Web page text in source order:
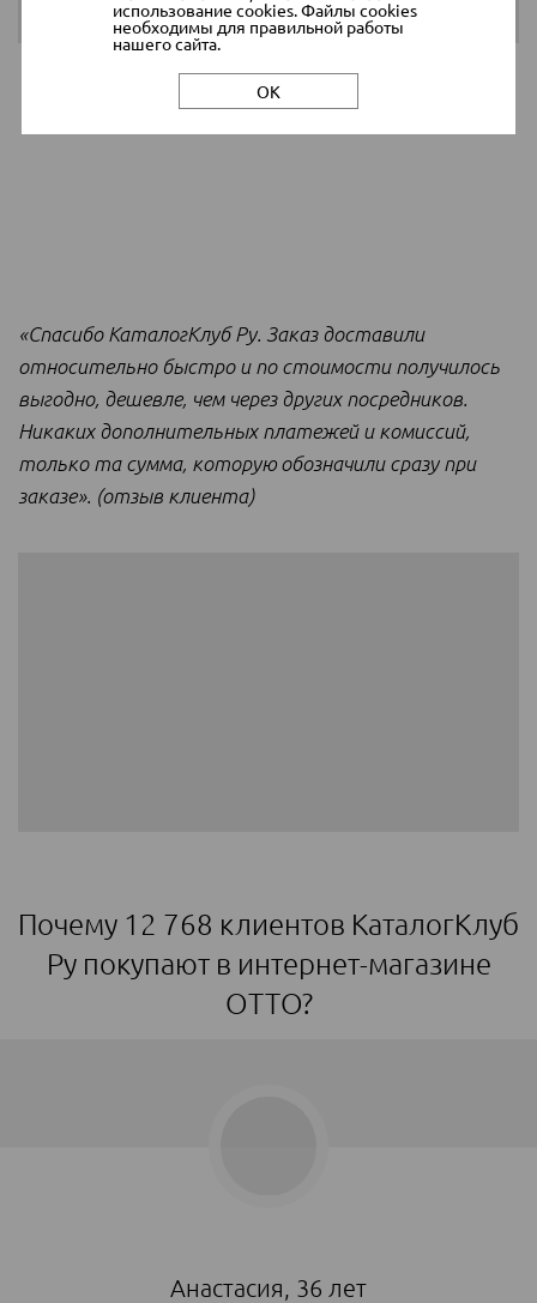
Доставку покупки из Германии до вашего города
«Спасибо КаталогКлуб Ру. Заказ доставили
относительно быстро и по стоимости получилось
выгодно, дешевле, чем через других посредников.
Никаких дополнительных платежей и комиссий,
только та сумма, которую обозначили сразу при
заказе». (отзыв клиента)
Почему 12 768 клиентов КаталогКлуб
Ру покупают в интернет-магазине
ОТТО?
Анастасия, 36 лет
использование cookies. Файлы cookies
необходимы для правильной работы
нашего сайта.
ОК